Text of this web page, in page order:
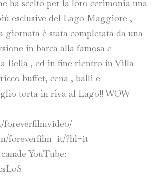
ha scelto per la loro cerimonia una
esclusive del Lago Maggiore ,
è stata completata da una
in barca alla famosa e
Bella , ed in fine rientro in Villa
buffet, cena , balli e
torta in riva al Lago!! WOW
foreverfilmvideo/
foreverfilm_it/?hl=it
YouTube: